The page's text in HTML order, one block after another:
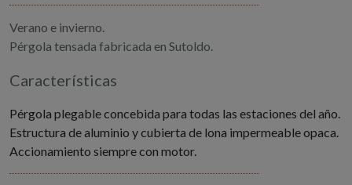
Verano e invierno.
Pérgola tensada fabricada en Sutoldo.
Características
Pérgola plegable concebida para todas las estaciones del año.
Estructura de aluminio y cubierta de lona impermeable opaca.
Accionamiento siempre con motor.